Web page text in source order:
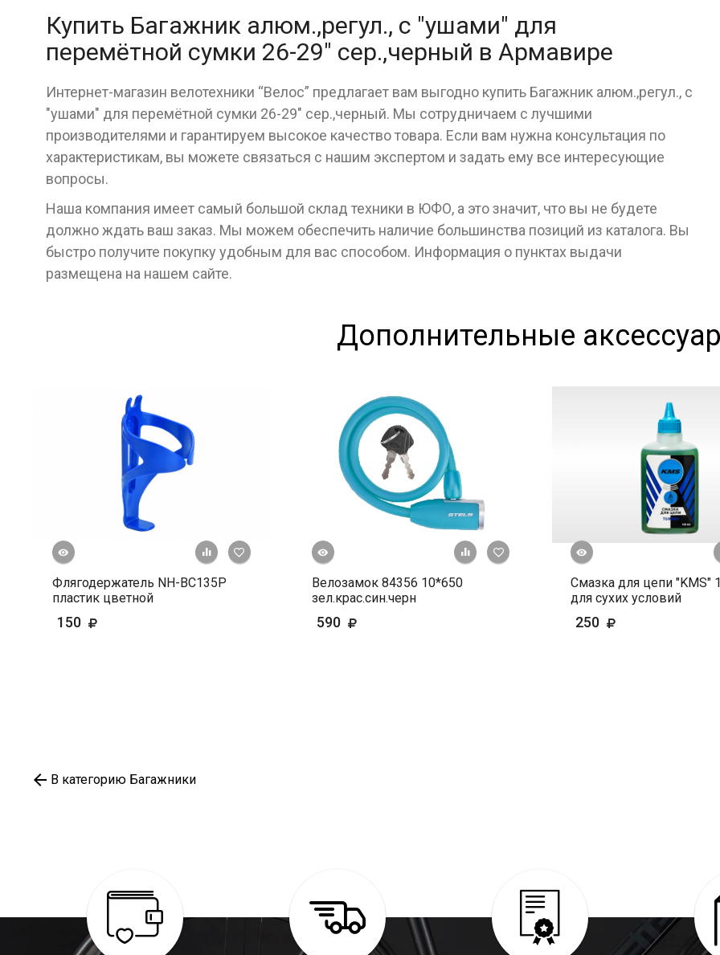
Купить Багажник алюм.,регул., с "ушами" для
перемётной сумки 26-29" сер.,черный в Армавире
Интернет-магазин велотехники “Велос” предлагает вам выгодно купить Багажник алюм.,регул., с
"ушами" для перемётной сумки 26-29" сер.,черный. Мы сотрудничаем с лучшими
производителями и гарантируем высокое качество товара. Если вам нужна консультация по
характеристикам, вы можете связаться с нашим экспертом и задать ему все интересующие
вопросы.
Наша компания имеет самый большой склад техники в ЮФО, а это значит, что вы не будете
должно ждать ваш заказ. Мы можем обеспечить наличие большинства позиций из каталога. Вы
быстро получите покупку удобным для вас способом. Информация о пунктах выдачи
размещена на нашем сайте.
Дополнительные
+ К сравнению
В избранное
Флягодержатель NH-ВС135Р
пластик цветной
150
+ К сравнению
В избранное
Быстрый просмотр
Велозамок 84356 10*650
зел.крас.син.черн
590
Быстрый просмотр
Смазка для цепи "KMS"
для сухих условий
250
В категорию Багажники